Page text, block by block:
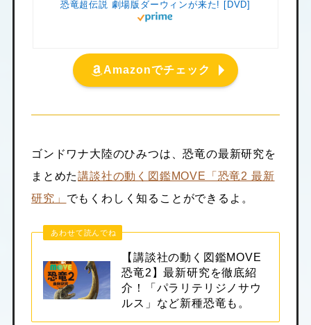
恐竜超伝説 劇場版ダーウィンが来た! [DVD]
Amazonでチェック
ゴンドワナ大陸のひみつは、恐竜の最新研究を
まとめた講談社の動く図鑑MOVE「恐竜2 最新
研究」 でもくわしく知ることができるよ。
あわせて読んでね
【講談社の動く図鑑MOVE
恐竜2】最新研究を徹底紹
介！「パラリテリジノサウ
ルス」など新種恐竜も。